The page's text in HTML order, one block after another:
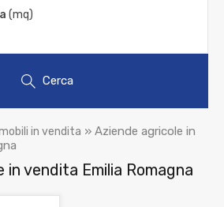
(mq)
Cerca
in vendita » Aziende agricole in
in vendita Emilia Romagna